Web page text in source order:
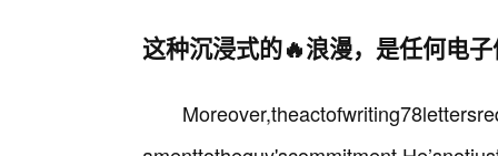
这种沉浸式的🔥浪漫，是任何电